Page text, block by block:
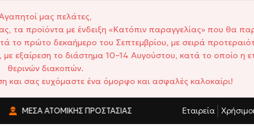
μας πελάτες,
τα προϊόντα με ένδειξη «Κατόπιν παραγγελίας» που θα
το πρώτο δεκαήμερο του Σεπτεμβρίου, με σειρά
εξαίρεση το διάστημα 10–14 Αυγούστου, κατά το οποίο η
θερινών διακοπών.
και σας ευχόμαστε ένα όμορφο και ασφαλές καλοκαίρι!
ΜΈΣΑ ΑΤΟΜΙΚΉΣ ΠΡΟΣΤΑΣΊΑΣ ΑΝΤΑΓΩΝΙΣΤΙΚΈΣ ΤΙΜΈΣ
Εταιρεία